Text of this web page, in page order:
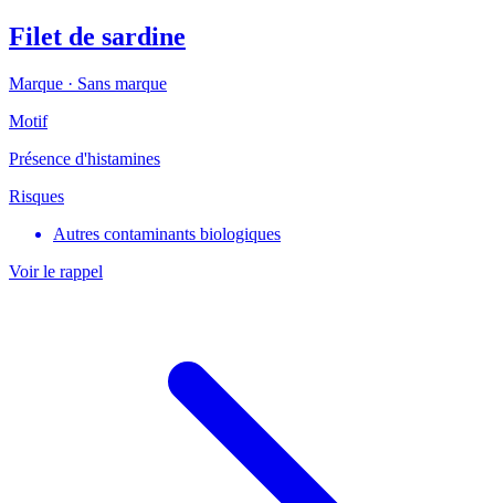
Filet de sardine
Marque · Sans marque
Motif
Présence d'histamines
Risques
Autres contaminants biologiques
Voir le rappel